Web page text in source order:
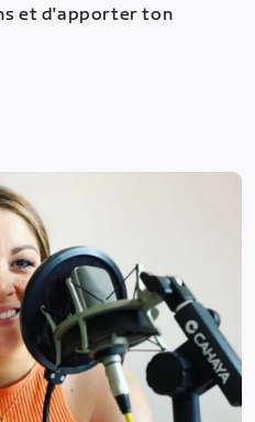
et d'apporter ton